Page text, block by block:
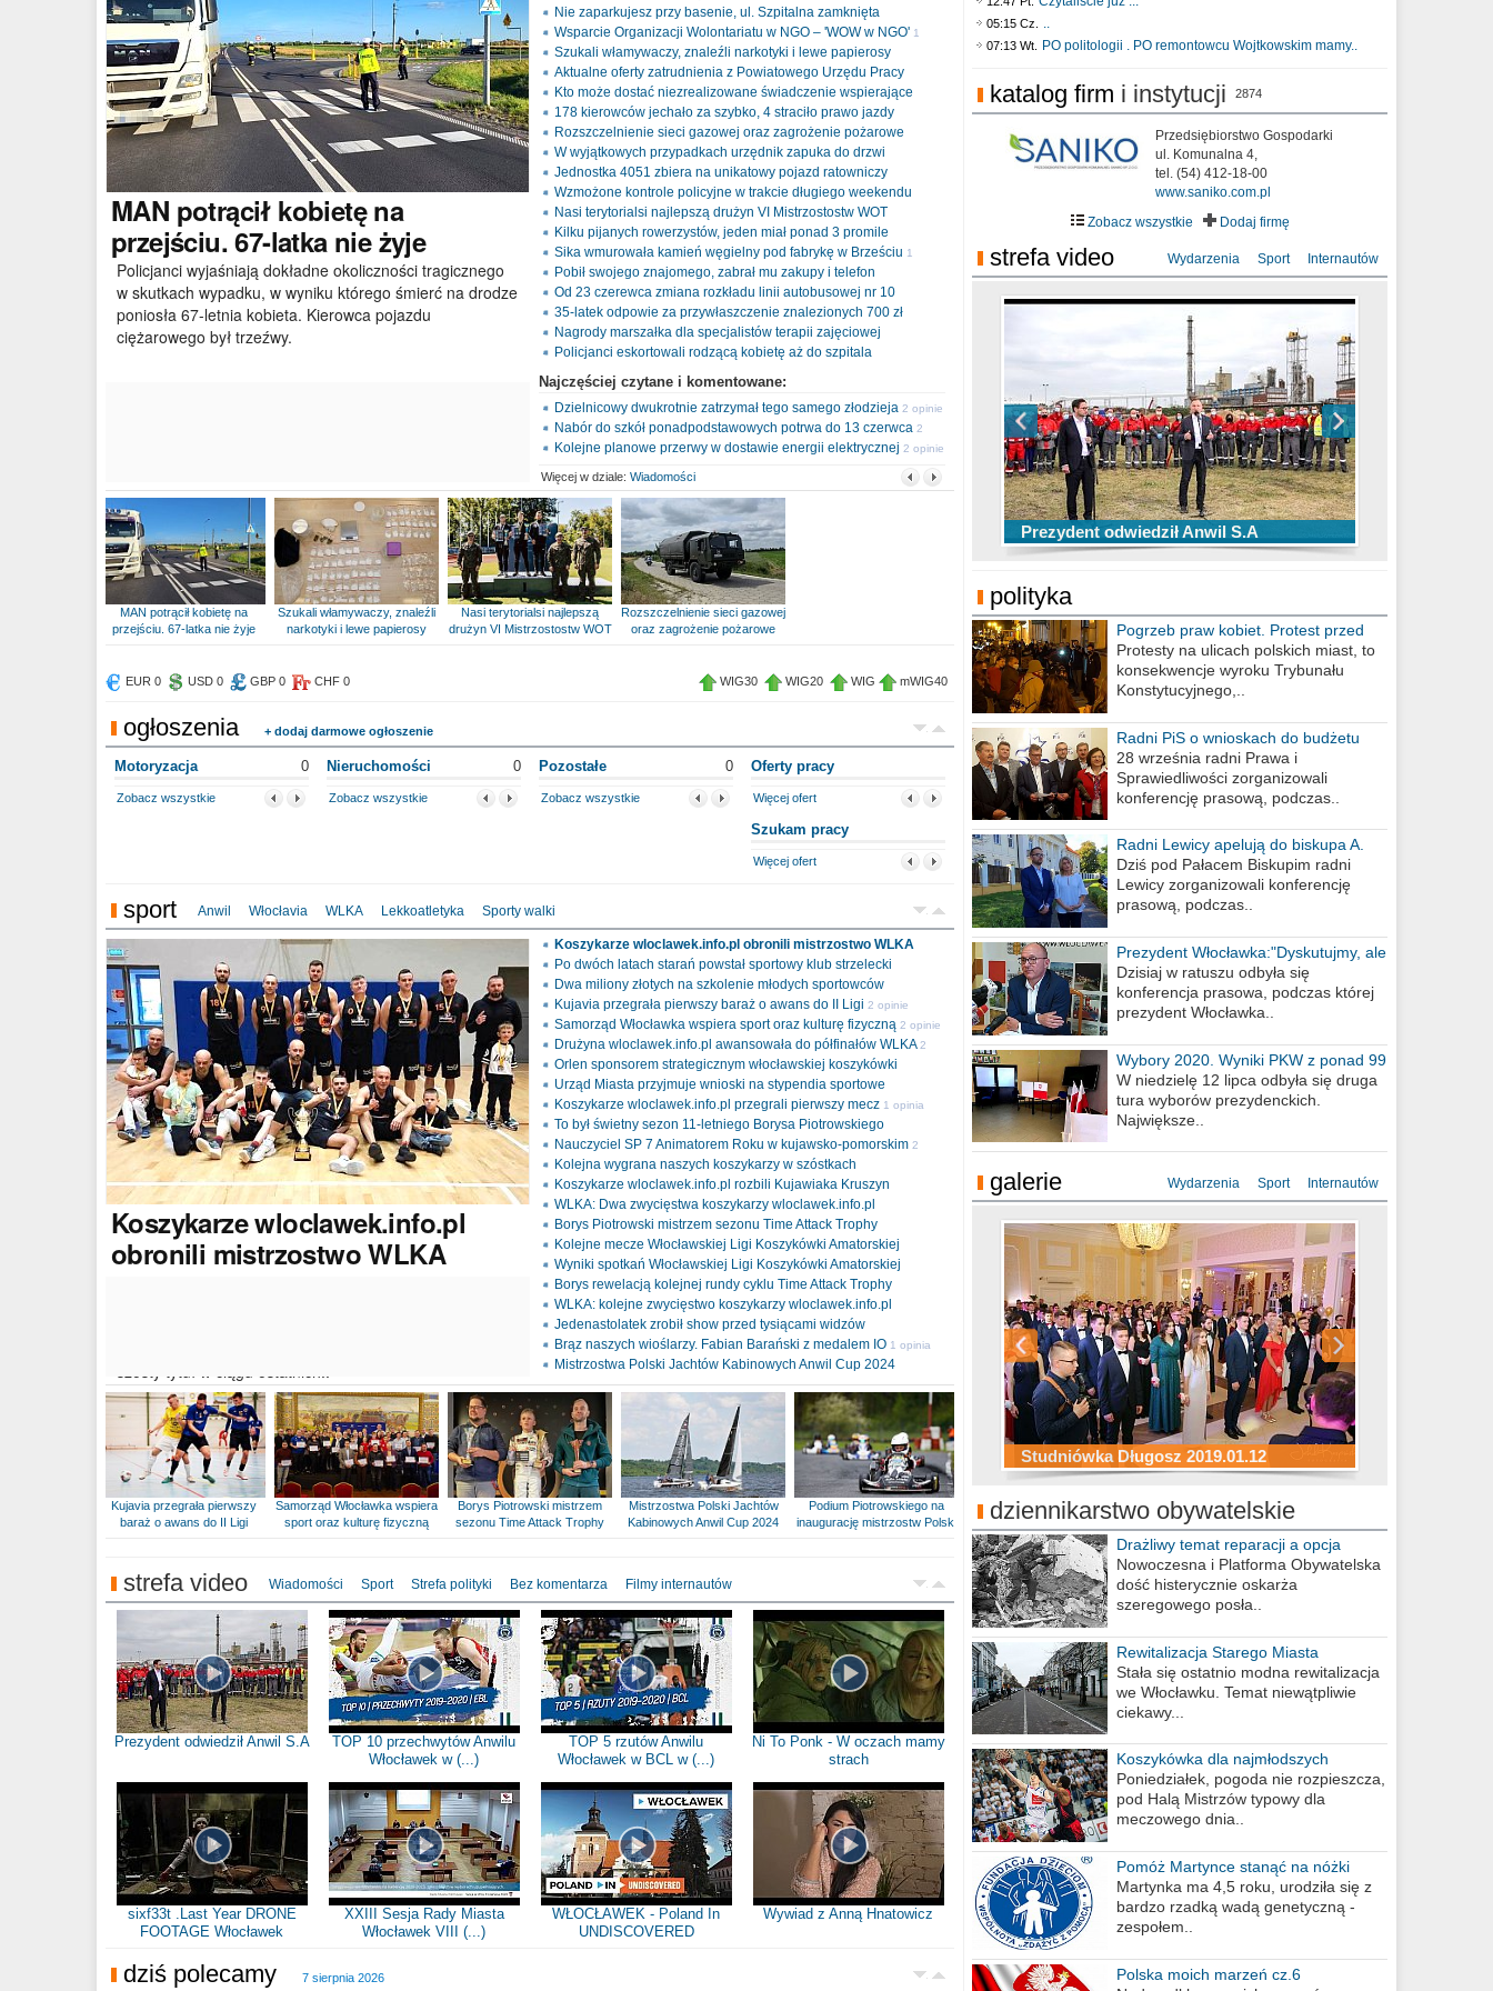
MAN potrącił kobietę na
przejściu. 67-latka nie żyje
Policjanci wyjaśniają dokładne okoliczności tragicznego
w skutkach wypadku, w wyniku którego śmierć na drodze
poniosła 67-letnia kobieta. Kierowca pojazdu
ciężarowego był trzeźwy.
Nie zaparkujesz przy basenie, ul. Szpitalna zamknięta
Wsparcie Organizacji Wolontariatu w NGO – 'WOW w NGO' 1
opinia
Szukali włamywaczy, znaleźli narkotyki i lewe papierosy
Aktualne oferty zatrudnienia z Powiatowego Urzędu Pracy
Kto może dostać niezrealizowane świadczenie wspierające
178 kierowców jechało za szybko, 4 straciło prawo jazdy
Rozszczelnienie sieci gazowej oraz zagrożenie pożarowe
W wyjątkowych przypadkach urzędnik zapuka do drzwi
Jednostka 4051 zbiera na unikatowy pojazd ratowniczy
Wzmożone kontrole policyjne w trakcie długiego weekendu
Nasi terytorialsi najlepszą drużyn VI Mistrzostostw WOT
Kilku pijanych rowerzystów, jeden miał ponad 3 promile
Sika wmurowała kamień węgielny pod fabrykę w Brześciu 1
opinia
Pobił swojego znajomego, zabrał mu zakupy i telefon
Od 23 czerewca zmiana rozkładu linii autobusowej nr 10
35-latek odpowie za przywłaszczenie znalezionych 700 zł
Nagrody marszałka dla specjalistów terapii zajęciowej
Policjanci eskortowali rodzącą kobietę aż do szpitala
Najczęściej czytane i komentowane:
Dzielnicowy dwukrotnie zatrzymał tego samego złodzieja 2 opinie
Nabór do szkół ponadpodstawowych potrwa do 13 czerwca 2
opinie
Kolejne planowe przerwy w dostawie energii elektrycznej 2 opinie
Więcej w dziale: Wiadomości
MAN potrącił kobietę na
przejściu. 67-latka nie żyje
Szukali włamywaczy, znaleźli
narkotyki i lewe papierosy
Nasi terytorialsi najlepszą
drużyn VI Mistrzostostw WOT
Rozszczelnienie sieci gazowej
oraz zagrożenie pożarowe
EUR 0 USD 0 GBP 0 CHF 0 WIG30 WIG20 WIG mWIG40
ogłoszenia + dodaj darmowe ogłoszenie
Motoryzacja 0
Zobacz wszystkie
Nieruchomości 0
Zobacz wszystkie
Pozostałe 0
Zobacz wszystkie
Oferty pracy
Więcej ofert
Szukam pracy
Więcej ofert
sport Anwil Włocłavia WLKA Lekkoatletyka Sporty walki
Koszykarzewloclawek.info.pl
obronili mistrzostwo WLKA
Koszykarze wloclawek.info.pl obronili mistrzostwo WLKA
Po dwóch latach starań powstał sportowy klub strzelecki
Dwa miliony złotych na szkolenie młodych sportowców
Kujavia przegrała pierwszy baraż o awans do II Ligi 2 opinie
Samorząd Włocławka wspiera sport oraz kulturę fizyczną 2 opinie
Drużyna wloclawek.info.pl awansowała do półfinałów WLKA 2
opinie
Orlen sponsorem strategicznym włocławskiej koszykówki
Urząd Miasta przyjmuje wnioski na stypendia sportowe
Koszykarze wloclawek.info.pl przegrali pierwszy mecz 1 opinia
To był świetny sezon 11-letniego Borysa Piotrowskiego
Nauczyciel SP 7 Animatorem Roku w kujawsko-pomorskim 2
opinie
Kolejna wygrana naszych koszykarzy w szóstkach
Koszykarze wloclawek.info.pl rozbili Kujawiaka Kruszyn
WLKA: Dwa zwycięstwa koszykarzy wloclawek.info.pl
Borys Piotrowski mistrzem sezonu Time Attack Trophy
Kolejne mecze Włocławskiej Ligi Koszykówki Amatorskiej
Wyniki spotkań Włocławskiej Ligi Koszykówki Amatorskiej
Borys rewelacją kolejnej rundy cyklu Time Attack Trophy
WLKA: kolejne zwycięstwo koszykarzy wloclawek.info.pl
Jedenastolatek zrobił show przed tysiącami widzów
Brąz naszych wioślarzy. Fabian Barański z medalem IO 1 opinia
Mistrzostwa Polski Jachtów Kabinowych Anwil Cup 2024
Kujavia przegrała pierwszy
baraż o awans do II Ligi
Samorząd Włocławka wspiera
sport oraz kulturę fizyczną
Borys Piotrowski mistrzem
sezonu Time Attack Trophy
Mistrzostwa Polski Jachtów
Kabinowych Anwil Cup 2024
Podium Piotrowskiego na
inaugurację mistrzostw Polski
strefa video Wiadomości Sport Strefa polityki Bez komentarza Filmy internautów
Prezydent odwiedził Anwil S.A
TOP 10 przechwytów Anwilu
Włocławek w (...)
TOP 5 rzutów Anwilu
Włocławek w BCL w (...)
Ni To Ponk - W oczach mamy
strach
sixf33t .Last Year DRONE
FOOTAGE Włocławek
XXIII Sesja Rady Miasta
Włocławek VIII (...)
WŁOCŁAWEK - Poland In
UNDISCOVERED
Wywiad z Anną Hnatowicz
dziś polecamy 7 sierpnia 2026
05:15 Cz. ..
07:13 Wt. PO politologii . PO remontowcu Wojtkowskim mamy..
katalog firm i instytucji 2874
Przedsiębiorstwo Gospodarki
ul. Komunalna 4,
tel. (54) 412-18-00
www.saniko.com.pl
Zobacz wszystkie
Dodaj firmę
strefa video Wydarzenia Sport Internautów
Prezydent odwiedził Anwil S.A
TOP 10 przechwytów Anwilu Włocławek
w EBL w sezonie 2019/2020
TOP 5 rzutów Anwilu Włocławek w BCL
w sezonie 2019/2020
Ni To Ponk - W oczach mamy strach
sixf33t .Last Year DRONE FOOTAGE
Włocławek
XXIII Sesja Rady Miasta Włocławek VIII
kadencji w dniu 09.06.2020 r.
polityka
Pogrzeb praw kobiet. Protest przed
biurem poselskim PiS
Protesty na ulicach polskich miast, to
konsekwencje wyroku Trybunału
Konstytucyjnego,..
Radni PiS o wnioskach do budżetu
miasta na 2021 rok
28 września radni Prawa i
Sprawiedliwości zorganizowali
konferencję prasową, podczas..
Radni Lewicy apelują do biskupa A.
Wiesława Meringa
Dziś pod Pałacem Biskupim radni
Lewicy zorganizowali konferencję
prasową, podczas..
Prezydent Włocławka:"Dyskutujmy, ale
nie obrażajmy się”
Dzisiaj w ratuszu odbyła się
konferencja prasowa, podczas której
prezydent Włocławka..
Wybory 2020. Wyniki PKW z ponad 99
procent obwodów
W niedzielę 12 lipca odbyła się druga
tura wyborów prezydenckich.
Największe..
galerie Wydarzenia Sport Internautów
Studniówka Długosz 2019.01.12
ZS Budowlanych 2019.01.12
Studniówka LZK 2019.01.11
Studniówka Kopernik 2019.01.11
Studniówka LMK 2019.01.05
Studniówka ZS Ekonomicznych
2019.01.05
dziennikarstwo obywatelskie
Drażliwy temat reparacji a opcja
berlińska
Nowoczesna i Platforma Obywatelska
dość histerycznie oskarża
szeregowego posła..
Rewitalizacja Starego Miasta
Stała się ostatnio modna rewitalizacja
we Włocławku. Temat niewątpliwie
ciekawy...
Koszykówka dla najmłodszych
Poniedziałek, pogoda nie rozpieszcza,
pod Halą Mistrzów typowy dla
meczowego dnia..
Pomóż Martynce stanąć na nóżki
Martynka ma 4,5 roku, urodziła się z
bardzo rzadką wadą genetyczną -
zespołem..
Polska moich marzeń cz.6